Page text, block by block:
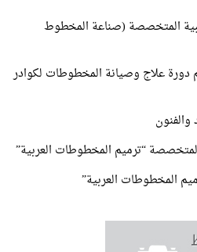
(صناعة المخطوط
وصيانة المخطوطات لكوادر
“ترميم المخطوطات العربية”
العربية”